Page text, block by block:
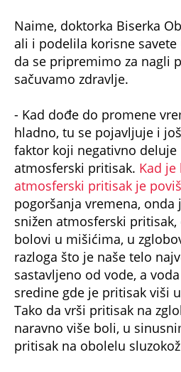
Naime, doktorka Biserka
ali i podelila korisne savete
da se pripremimo za nagli
sačuvamo zdravlje.
- Kad dođe do promene
hladno, tu se pojavljuje i
faktor koji negativno deluje
atmosferski pritisak. Kad
atmosferski pritisak je
pogoršanja vremena, onda
snižen atmosferski
bolovi u mišićima, u
razloga što je naše telo
sastavljeno od vode, a
sredine gde je pritisak viši
Tako da vrši pritisak na
naravno više boli, u
pritisak na obolelu